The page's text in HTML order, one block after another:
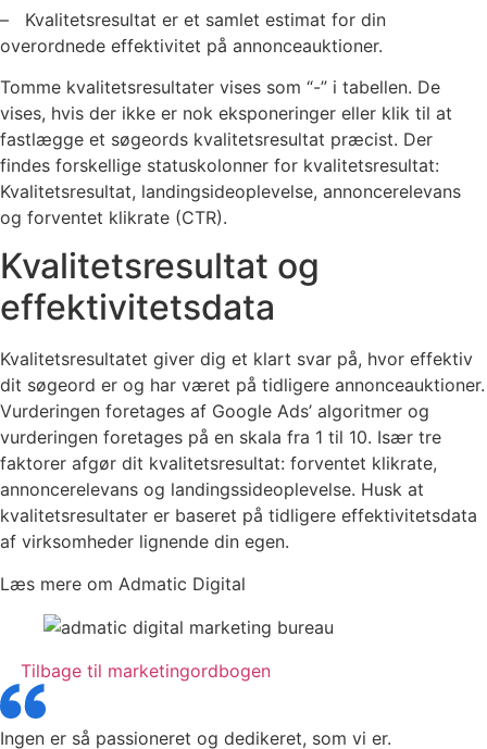
– Kvalitetsresultat er et samlet estimat for din
overordnede effektivitet på annonceauktioner.
Tomme kvalitetsresultater vises som “-” i tabellen. De
vises, hvis der ikke er nok eksponeringer eller klik til at
fastlægge et søgeords kvalitetsresultat præcist. Der
findes forskellige statuskolonner for kvalitetsresultat:
Kvalitetsresultat, landingsideoplevelse, annoncerelevans
og forventet klikrate (CTR).
Kvalitetsresultat og
effektivitetsdata
Kvalitetsresultatet giver dig et klart svar på, hvor effektiv
dit søgeord er og har været på tidligere annonceauktioner.
Vurderingen foretages af Google Ads’ algoritmer og
vurderingen foretages på en skala fra 1 til 10. Især tre
faktorer afgør dit kvalitetsresultat: forventet klikrate,
annoncerelevans og landingssideoplevelse. Husk at
kvalitetsresultater er baseret på tidligere effektivitetsdata
af virksomheder lignende din egen.
Læs mere om Admatic Digital
Tilbage til marketingordbogen
Ingen er så passioneret og dedikeret, som vi er.